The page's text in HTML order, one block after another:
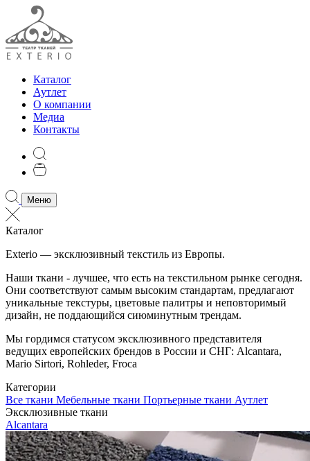
Каталог
Аутлет
О компании
Медиа
Контакты
Меню
Каталог
Exterio — эксклюзивный текстиль из Европы.
Наши ткани - лучшее, что есть на текстильном рынке сегодня.
Они соответствуют самым высоким стандартам, предлагают
уникальные текстуры, цветовые палитры и неповторимый
дизайн, не поддающийся сиюминутным трендам.
Мы гордимся статусом эксклюзивного представителя
ведущих европейских брендов в России и СНГ: Alcantara,
Mario Sirtori, Rohleder, Froca
Категории
Все ткани Мебельные ткани Портьерные ткани Аутлет
Эксклюзивные ткани
Alcantara